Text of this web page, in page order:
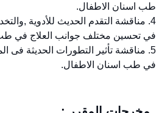
طب اسنان الاطفال.
4. مناقشة التقدم الحديث للأدوية
في تحسين مختلف جوانب العلاج في
5. مناقشة تأثير التطورات الحديثة فى
في طب اسنان الاطفال.